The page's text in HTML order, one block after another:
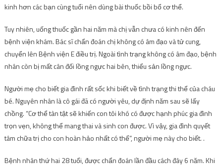
kinh hơn các bạn cùng tuổi nên dùng bài thuốc bồi bổ cơ thể.
Tuy nhiên, uống thuốc gần hai năm mà chị vẫn chưa có kinh nên đến
bệnh viện khám. Bác sĩ chẩn đoán chị không có âm đạo và tử cung,
chuyển lên Bệnh viện E điều trị. Ngoài tình trạng không có âm đạo, bệnh
nhân còn bị mất cân đối lồng ngực hai bên, thiểu sản lồng ngực.
Người mẹ cho biết gia đình rất sốc khi biết về tình trạng thi thể của cháu
bé. Nguyên nhân là cô gái đã có người yêu, dự định năm sau sẽ lấy
chồng. “Cơ thể tàn tật sẽ khiến con tôi khó có được hạnh phúc gia đình
trọn vẹn, không thể mang thai và sinh con được. Vì vậy, gia đình quyết
tâm chữa trị cho con hoàn hảo nhất có thể”, người mẹ này cho biết. .
Bệnh nhân thứ hai 28 tuổi, được chẩn đoán lần đầu cách đây 6 năm. Khi